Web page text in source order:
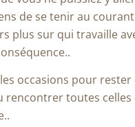
de se tenir au courant
plus sur qui travaille
occasions pour
rencontrer toutes celles